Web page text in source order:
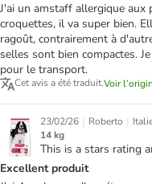
J'ai un amstaff allergique
croquettes, il va super bien.
ragoût, contrairement à
selles sont bien compactes.
pour le transport.
Cet avis a été traduit.Voir
23/02/26 | Roberto |
14 kg
This is a stars rating
Excellent produit